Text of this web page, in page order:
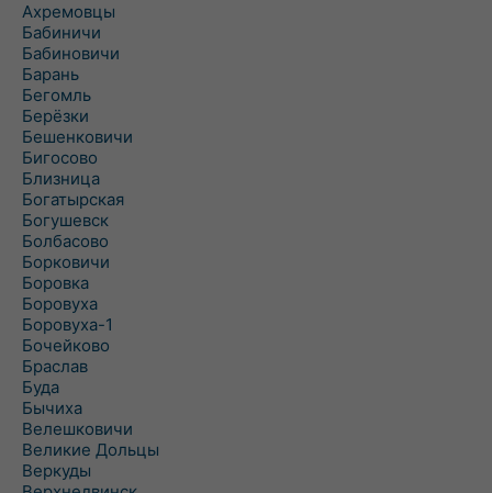
Ахремовцы
Бабиничи
Бабиновичи
Барань
Бегомль
Берёзки
Бешенковичи
Бигосово
Близница
Богатырская
Богушевск
Болбасово
Борковичи
Боровка
Боровуха
Боровуха-1
Бочейково
Браслав
Буда
Бычиха
Велешковичи
Великие Дольцы
Веркуды